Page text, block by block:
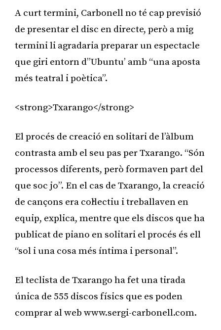
A curt termini, Carbonell no té cap previsió
de presentar el disc en directe, però a mig
termini li agradaria preparar un espectacle
que giri entorn d”Ubuntu’ amb “una aposta
més teatral i poètica”.
<strong>Txarango</strong>
El procés de creació en solitari de l’àlbum
contrasta amb el seu pas per Txarango. “Són
processos diferents, però formaven part del
que soc jo”. En el cas de Txarango, la creació
de cançons era col·lectiu i treballaven en
equip, explica, mentre que els discos que ha
publicat de piano en solitari el procés és ell
“sol i una cosa més íntima i personal”.
El teclista de Txarango ha fet una tirada
única de 555 discos físics que es poden
comprar al web www.sergi-carbonell.com.